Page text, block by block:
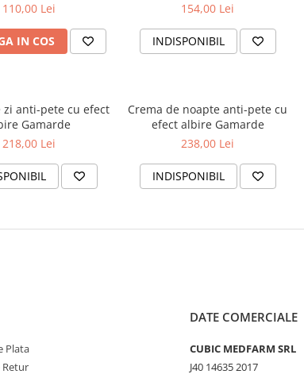
110,00 Lei
IN COS
154,00 Lei
INDISPONIBIL
zi anti-pete cu efect
Gamarde
218,00 Lei
Crema de noapte anti-pete cu
efect albire Gamarde
238,00 Lei
INDISPONIBIL
Plata
Retur
DATE COMERCIALE
CUBIC MEDFARM SRL
J40 14635 2017